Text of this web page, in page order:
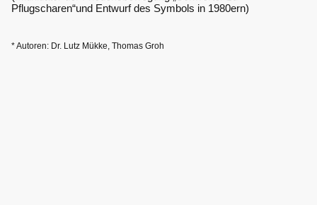
Pflugscharen“und Entwurf des Symbols in 1980ern)
* Autoren: Dr. Lutz Mükke, Thomas Groh